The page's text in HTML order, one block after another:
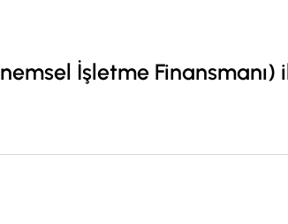
İşletme Finansmanı)